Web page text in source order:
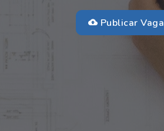
Publicar Vaga